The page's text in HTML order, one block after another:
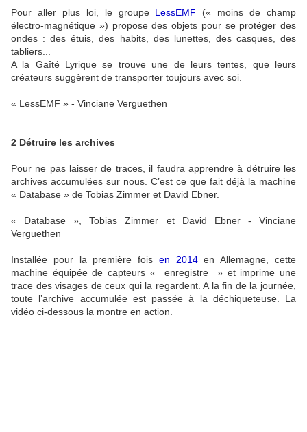
Pour aller plus loi, le groupe LessEMF
(« moins de champ
électro-magnétique ») propose des objets pour se protéger des
ondes : des étuis, des habits, des lunettes, des casques, des
tabliers...
A la Gaîté Lyrique se trouve une de leurs tentes, que leurs
créateurs suggèrent de transporter toujours avec soi.
« LessEMF » - Vinciane Verguethen
2 Détruire les archives
Pour ne pas laisser de traces, il faudra apprendre à détruire les
archives accumulées sur nous. C’est ce que fait déjà la machine
« Database » de Tobias Zimmer et David Ebner.
« Database », Tobias Zimmer et David Ebner - Vinciane
Verguethen
Installée pour la première fois en 2014en Allemagne, cette
machine équipée de capteurs « enregistre » et imprime une
trace des visages de ceux qui la regardent. A la fin de la journée,
toute l’archive accumulée est passée à la déchiqueteuse. La
vidéo ci-dessous la montre en action.